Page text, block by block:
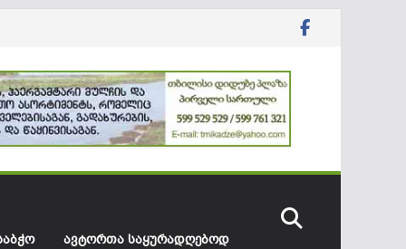
ᲐᲕᲢᲝᲠᲗᲐ ᲡᲐᲧᲣᲠᲐᲓᲦᲔᲑᲝᲓ